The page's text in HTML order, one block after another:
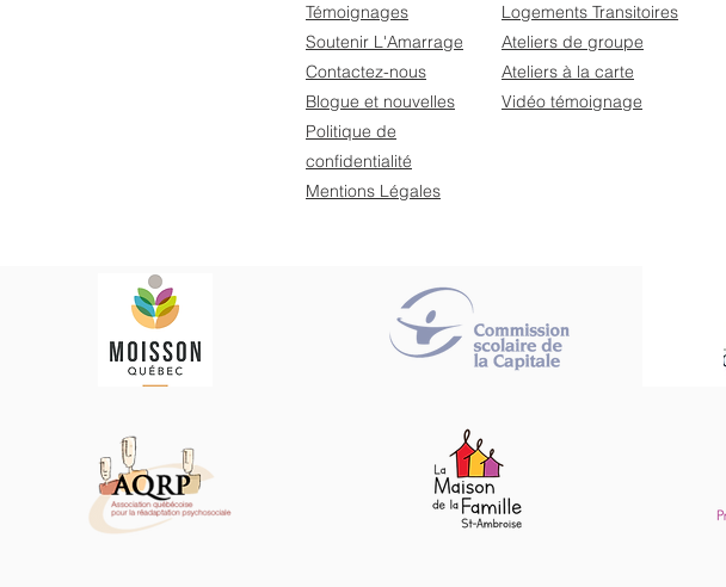
Témoignages
Soutenir L'Amarrage
Contactez-nous
Blogue et nouvelles
Politique de
confidentialité
Mentions Légales
Logements Transitoires
Ateliers de groupe
Ateliers à la carte
Vidéo témoignage